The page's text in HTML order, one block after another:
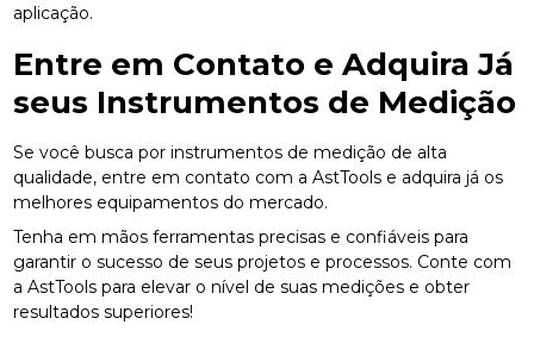
aplicação.
Entre em Contato e Adquira Já
seus Instrumentos de Medição
Se você busca por instrumentos de medição de alta
qualidade, entre em contato com a AstTools e adquira já os
melhores equipamentos do mercado.
Tenha em mãos ferramentas precisas e confiáveis para
garantir o sucesso de seus projetos e processos. Conte com
a AstTools para elevar o nível de suas medições e obter
resultados superiores!